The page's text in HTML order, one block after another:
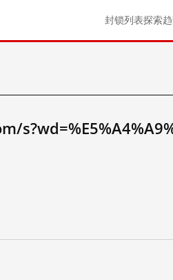
封锁列表探索